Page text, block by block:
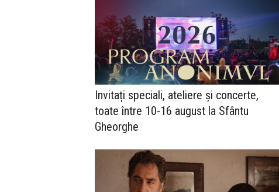
Invitați speciali, ateliere și concerte,
toate între 10-16 august la Sfântu
Gheorghe